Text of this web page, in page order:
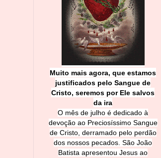
Muito mais agora, que estamos
justificados pelo Sangue de
Cristo, seremos por Ele salvos
da ira
O mês de julho é dedicado à
devoção ao Preciosíssimo Sangue
de Cristo, derramado pelo perdão
dos nossos pecados. São João
Batista apresentou Jesus ao